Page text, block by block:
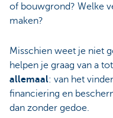
of bouwgrond? Welke
maken?
Misschien weet je niet
helpen je graag van a
allemaal: van het
financiering en
dan zonder gedoe.